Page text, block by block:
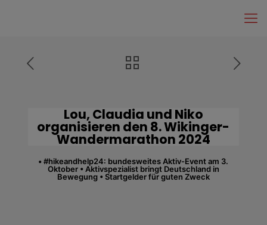
Lou, Claudia und Niko
organisieren den 8. Wikinger-
Wandermarathon 2024
• #hikeandhelp24: bundesweites Aktiv-Event am 3.
Oktober • Aktivspezialist bringt Deutschland in
Bewegung • Startgelder für guten Zweck